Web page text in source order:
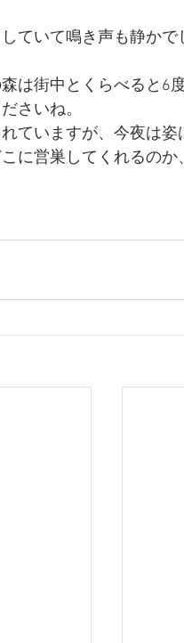
ていて鳴き声も静かで
は街中とくらべると6
さいね。
ていますが、今夜は姿
に営巣してくれるのか